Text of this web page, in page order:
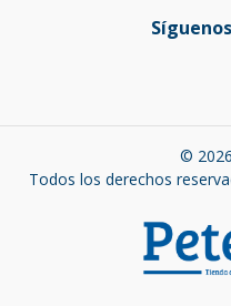
© 2026
Todos los derechos